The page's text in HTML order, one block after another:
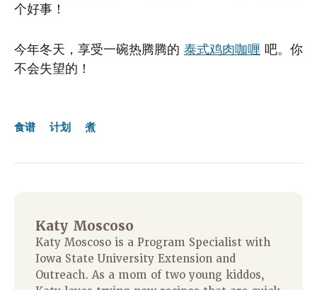
个好事！
今年冬天，享受一碗热腾腾的 泰式鸡肉咖喱 吧。你
不会失望的！
食谱 计划 煮
Katy Moscoso
Katy Moscoso is a Program Specialist with
Iowa State University Extension and
Outreach. As a mom of two young kiddos,